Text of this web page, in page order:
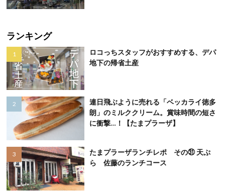
ランキング
ロコっちスタッフがおすすめする、デパ
地下の帰省土産
連日飛ぶように売れる「ベッカライ徳多
朗」のミルククリーム。賞味時間の短さ
に衝撃…！【たまプラーザ】
たまプラーザランチレポ その㉛ 天ぷ
ら 佐藤のランチコース